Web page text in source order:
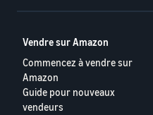
Vendre sur Amazon
Commencez à vendre sur
Amazon
Guide pour nouveaux
vendeurs